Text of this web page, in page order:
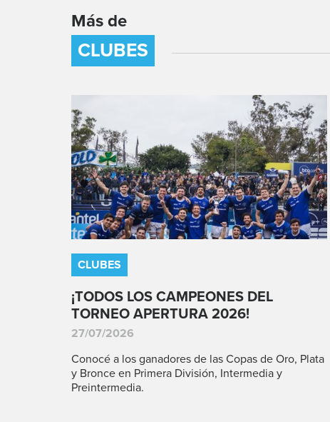
Más de
CLUBES
CLUBES
¡TODOS LOS CAMPEONES DEL
TORNEO APERTURA 2026!
27/07/2026
Conocé a los ganadores de las Copas de Oro, Plata
y Bronce en Primera División, Intermedia y
Preintermedia.